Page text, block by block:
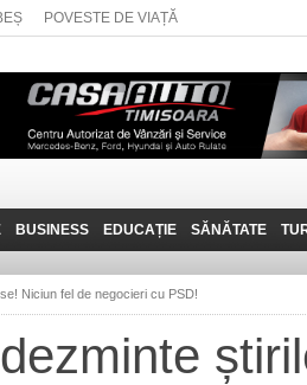
POVESTE DE VIAȚĂ
BUSINESS
JOB-URI
TEHNIT
EDUCAȚIE SĂNĂTATE
Niciun fel de negocieri cu PSD!